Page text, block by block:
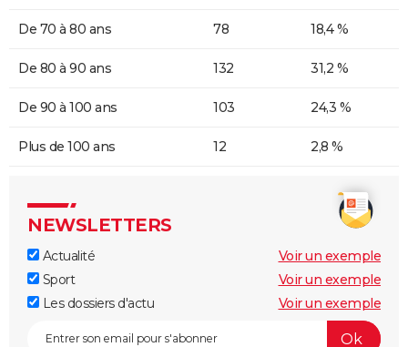
De 70 à 80 ans 78 18,4 %
De 80 à 90 ans 132 31,2 %
De 90 à 100 ans 103 24,3 %
Plus de 100 ans 12 2,8 %
NEWSLETTERS
Actualité
Voir un exemple
Sport
Voir un exemple
Les dossiers d'actu
Voir un exemple